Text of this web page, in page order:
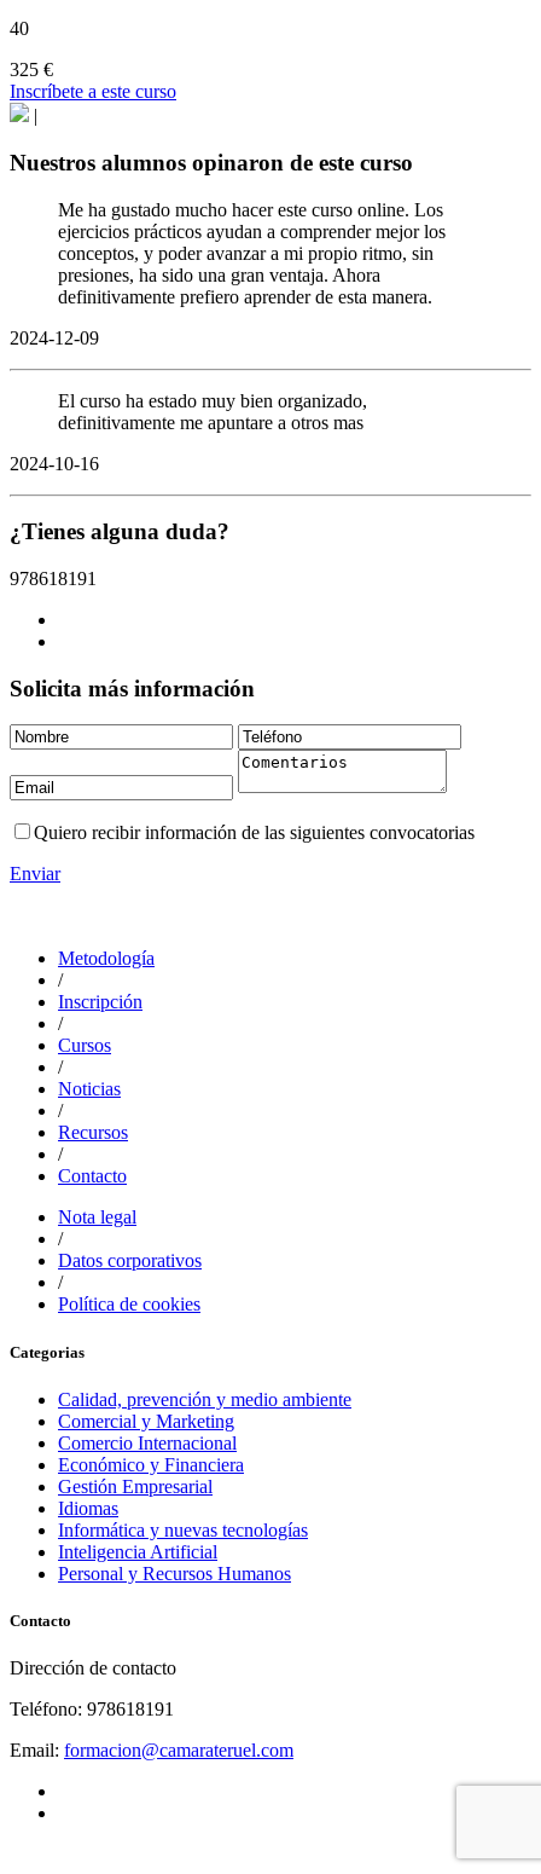
40
325 €
Inscríbete a este curso
|
Nuestros alumnos opinaron de este curso
Me ha gustado mucho hacer este curso online. Los
ejercicios prácticos ayudan a comprender mejor los
conceptos, y poder avanzar a mi propio ritmo, sin
presiones, ha sido una gran ventaja. Ahora
definitivamente prefiero aprender de esta manera.
2024-12-09
El curso ha estado muy bien organizado,
definitivamente me apuntare a otros mas
2024-10-16
¿Tienes alguna duda?
978618191
Solicita más información
Quiero recibir información de las siguientes convocatorias
Enviar
Metodología
/
Inscripción
/
Cursos
/
Noticias
/
Recursos
/
Contacto
Nota legal
/
Datos corporativos
/
Política de cookies
Categorias
Calidad, prevención y medio ambiente
Comercial y Marketing
Comercio Internacional
Económico y Financiera
Gestión Empresarial
Idiomas
Informática y nuevas tecnologías
Inteligencia Artificial
Personal y Recursos Humanos
Contacto
Dirección de contacto
Teléfono: 978618191
Email: formacion@camarateruel.com